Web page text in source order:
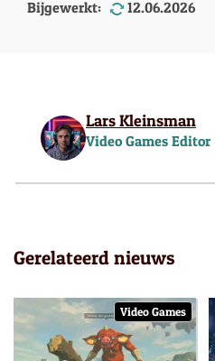
Bijgewerkt: 12.06.2026
Lars Kleinsman
Video Games Editor
Gerelateerd nieuws
Video Games